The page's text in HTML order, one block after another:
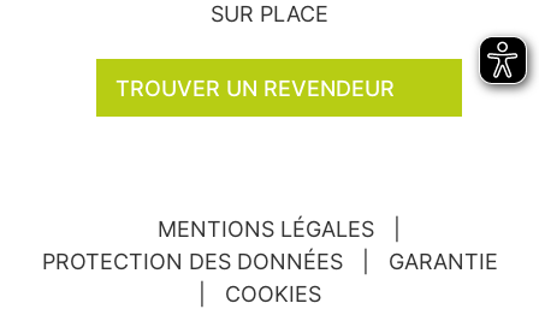
SUR PLACE
TROUVER UN REVENDEUR
MENTIONS LÉGALES
PROTECTION DES DONNÉES
GARANTIE
COOKIES